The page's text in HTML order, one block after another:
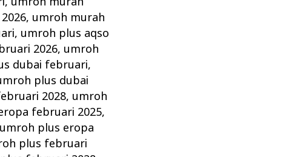
, umroh murah
, umroh plus aqso
2026, umroh
dubai februari,
plus dubai
2028, umroh
februari 2025,
umroh plus eropa
plus februari